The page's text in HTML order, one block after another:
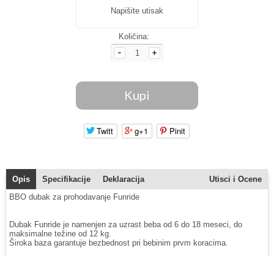
Napišite utisak
Količina:
Twitt g+1 Pinit
Opis Specifikacije Deklaracija
Utisci i Ocene
BBO dubak za prohodavanje Funride
Dubak Funride je namenjen za uzrast beba od 6 do 18 meseci, do
maksimalne težine od 12 kg.
Široka baza garantuje bezbednost pri bebinim prvm koracima.